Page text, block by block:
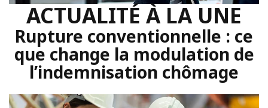
ACTUALITÉ À LA UNE
Rupture conventionnelle : ce
que change la modulation de
l’indemnisation chômage